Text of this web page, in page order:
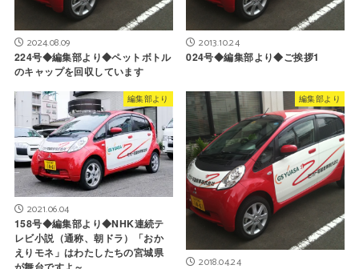
2024.08.09
224号◆編集部より◆ペットボトル
のキャップを回収しています
2013.10.24
024号◆編集部より◆ご挨拶1
編集部より
2021.06.04
158号◆編集部より◆NHK連続テ
レビ小説（通称、朝ドラ）「おか
えりモネ」はわたしたちの宮城県
編集部より
2018.04.24